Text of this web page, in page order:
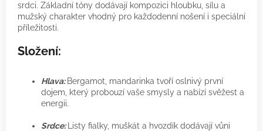
srdci. Základní tóny dodávají kompozici hloubku, sílu a
mužský charakter vhodný pro každodenní nošení i speciální
příležitosti.
Složení:
Hlava: Bergamot, mandarinka tvoří oslnivý první
dojem, který probouzí vaše smysly a nabízí svěžest a
energii.
Srdce:
Listy fialky, muškát a hvozdík dodávají vůni